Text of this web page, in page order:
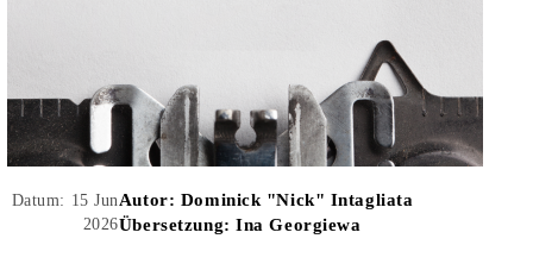
Datum: 15 Jun
2026
Autor: Dominick "Nick" Intagliata
Übersetzung: Ina Georgiewa